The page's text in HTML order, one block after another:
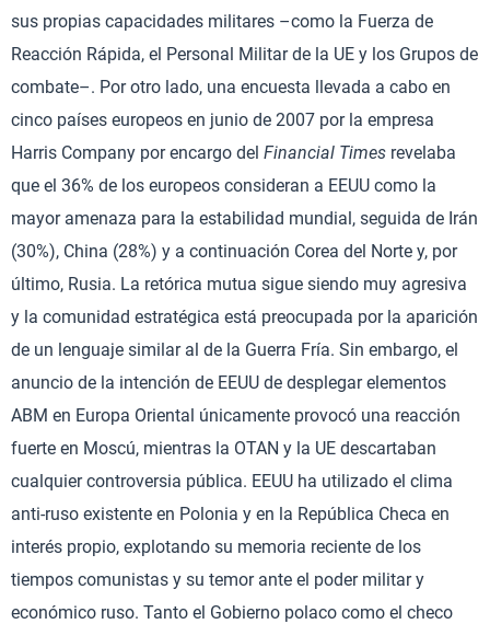
sus propias capacidades militares –como la Fuerza de
Reacción Rápida, el Personal Militar de la UE y los Grupos de
combate–. Por otro lado, una encuesta llevada a cabo en
cinco países europeos en junio de 2007 por la empresa
Harris Company por encargo del Financial Times revelaba
que el 36% de los europeos consideran a EEUU como la
mayor amenaza para la estabilidad mundial, seguida de Irán
(30%), China (28%) y a continuación Corea del Norte y, por
último, Rusia. La retórica mutua sigue siendo muy agresiva
y la comunidad estratégica está preocupada por la aparición
de un lenguaje similar al de la Guerra Fría. Sin embargo, el
anuncio de la intención de EEUU de desplegar elementos
ABM en Europa Oriental únicamente provocó una reacción
fuerte en Moscú, mientras la OTAN y la UE descartaban
cualquier controversia pública. EEUU ha utilizado el clima
anti-ruso existente en Polonia y en la República Checa en
interés propio, explotando su memoria reciente de los
tiempos comunistas y su temor ante el poder militar y
económico ruso. Tanto el Gobierno polaco como el checo